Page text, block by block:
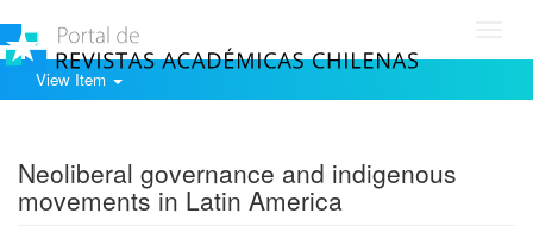
View Item
Neoliberal governance and indigenous
movements in Latin America